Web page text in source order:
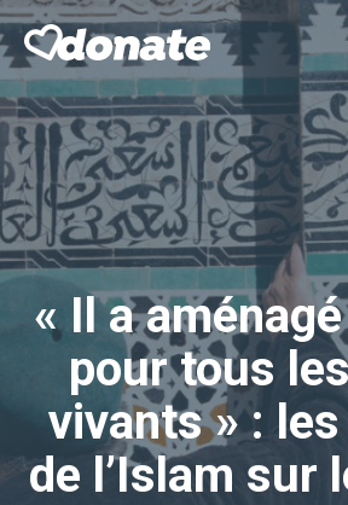
Aller
au
contenu
« Il a
pour tous
vivants » :
de l’Islam sur